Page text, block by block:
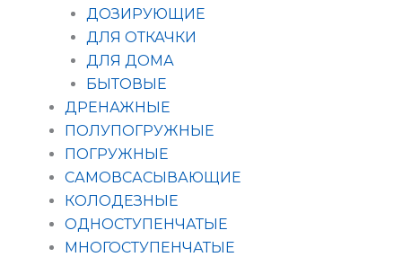
ДОЗИРУЮЩИЕ
ДЛЯ ОТКАЧКИ
ДЛЯ ДОМА
БЫТОВЫЕ
ДРЕНАЖНЫЕ
ПОЛУПОГРУЖНЫЕ
ПОГРУЖНЫЕ
САМОВСАСЫВАЮЩИЕ
КОЛОДЕЗНЫЕ
ОДНОСТУПЕНЧАТЫЕ
МНОГОСТУПЕНЧАТЫЕ